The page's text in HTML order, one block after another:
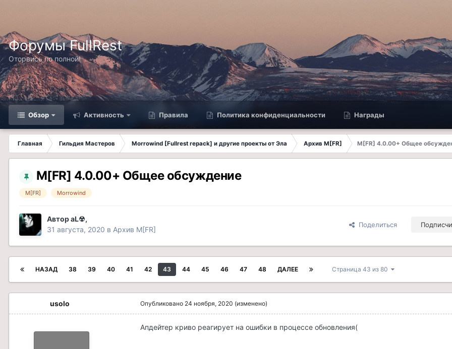
Форумы FullRest
Оторвись по полной!
Обзор Активность Правила Политика конфиденциальности Награды
Главная Гильдия Мастеров Morrowind [Fullrest repack] и другие проекты от Эла Архив M[FR]
M[FR] 4.0.00+ Общее
M[FR] 4.0.00+ Общее обсуждение
M[FR] Morrowind
АвторaL☢,
31 августа, 2020 в Архив M[FR]
Поделиться
НАЗАД 38 39 40 41 42 43 44 45 46 47 48 ДАЛЕЕ Страница 43 из 80
usolo Опубликовано 24 ноября, 2020 (изменено)
Апдейтер криво реагирует на ошибки в процессе обновления(